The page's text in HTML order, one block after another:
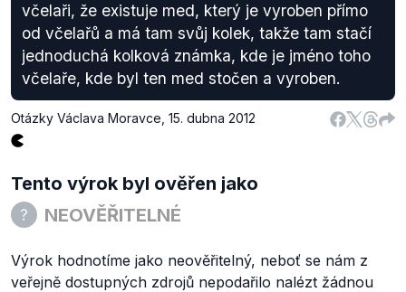
včelaři, že existuje med, který je vyroben přímo
od včelařů a má tam svůj kolek, takže tam stačí
jednoduchá kolková známka, kde je jméno toho
včelaře, kde byl ten med stočen a vyroben.
Otázky Václava Moravce 15. dubna 2012
Tento výrok byl ověřen jako
NEOVĚŘITELNÉ
Výrok hodnotíme jako neověřitelný, neboť se nám z
veřejně dostupných zdrojů nepodařilo nalézt žádnou